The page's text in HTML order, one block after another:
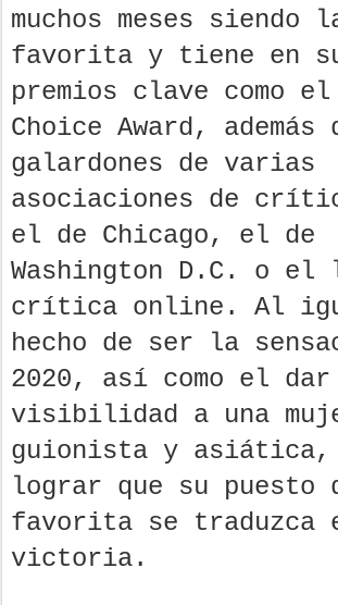
muchos meses siendo
favorita y tiene en
premios clave como
Choice Award, además
galardones de varias
asociaciones de
el de Chicago, el de
Washington D.C. o el
crítica online. Al
hecho de ser la
2020, así como el dar
visibilidad a una
guionista y asiática,
lograr que su puesto
favorita se traduzca
victoria.